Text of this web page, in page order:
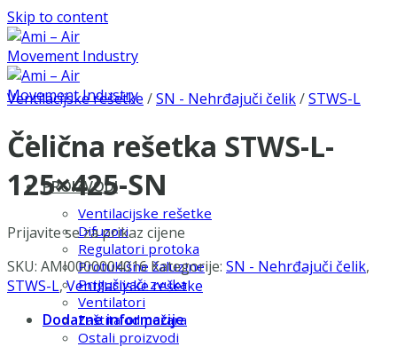
Skip to content
PROIZVODI
Ventilacijske rešetke
Difuzori
Regulatori protoka
Protukišne žaluzine
Prigušivači zvuka
Ventilatori
Zaštita od požara
Ostali proizvodi
Ventilacijske rešetke /SN - Nehrđajuči čelik/STWS-L
Čelična rešetka STWS-L-
125×425-SN
Prijavite se za prikaz cijene
SKU: AMI0000004016 Kategorije: SN - Nehrđajuči čelik,
STWS-L,Ventilacijske rešetke
Dodatne informacije